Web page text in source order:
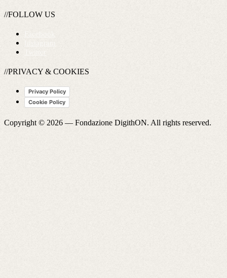
//FOLLOW US
//PRIVACY & COOKIES
Privacy Policy
Cookie Policy
Copyright © 2026 —Fondazione DigithON. All rights reserved.